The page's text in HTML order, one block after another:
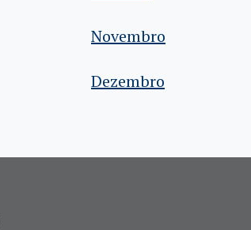
Novembro
Dezembro